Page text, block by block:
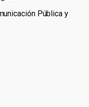
Pública y